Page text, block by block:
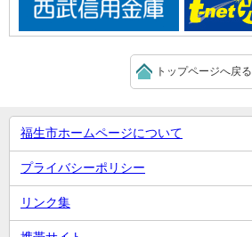
トップページへ戻る
福生市ホームページについて
プライバシーポリシー
リンク集